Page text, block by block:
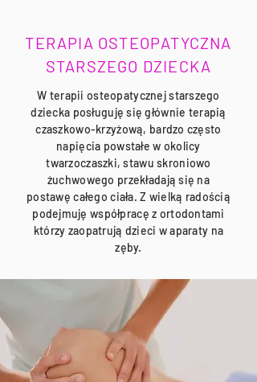
TERAPIA OSTEOPATYCZNA
STARSZEGO DZIECKA
W terapii osteopatycznej starszego
dziecka posługuję się głównie terapią
czaszkowo-krzyżową, bardzo często
napięcia powstałe w okolicy
twarzoczaszki, stawu skroniowo
żuchwowego przekładają się na
postawę całego ciała. Z wielką radością
podejmuję współpracę z ortodontami
którzy zaopatrują dzieci w aparaty na
zęby.